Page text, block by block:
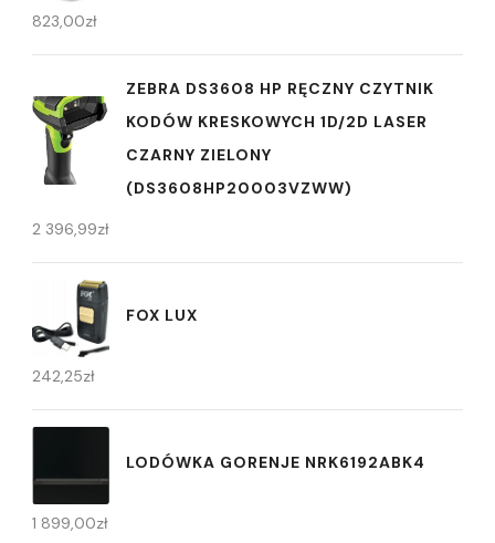
823,00zł
ZEBRA DS3608 HP RĘCZNY CZYTNIK
KODÓW KRESKOWYCH 1D/2D LASER
CZARNY ZIELONY
(DS3608HP20003VZWW)
2 396,99zł
FOX LUX
242,25zł
LODÓWKA GORENJE NRK6192ABK4
1 899,00zł